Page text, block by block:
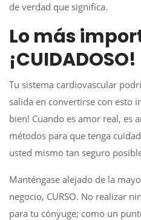
de verdad que significa.
Lo más
¡CUIDADOSO!
Tu sistema cardiovascular
salida en convertirse con esto
bien! Cuando es amor real, es
métodos para que tenga
usted mismo tan seguro
Manténgase alejado de la
negocio, CURSO. No realizar
para tu cónyuge; como un